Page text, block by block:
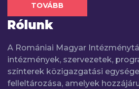
TOVÁBB
Rólunk
A Romániai Magyar
intézmények, szervezetek,
színterek közigazgatási
felleltározása, amelyek